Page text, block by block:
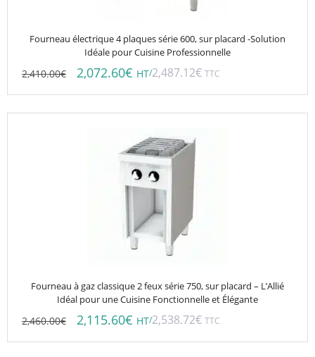
Fourneau électrique 4 plaques série 600, sur placard -Solution
Idéale pour Cuisine Professionnelle
2,410.00€ 2,072.60€ HT/2,487.12€ TTC
Fourneau à gaz classique 2 feux série 750, sur placard – L’Allié
Idéal pour une Cuisine Fonctionnelle et Élégante
2,460.00€ 2,115.60€ HT/2,538.72€ TTC